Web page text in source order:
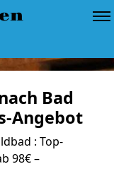
Bad
Angebot
: Top-
98€ –